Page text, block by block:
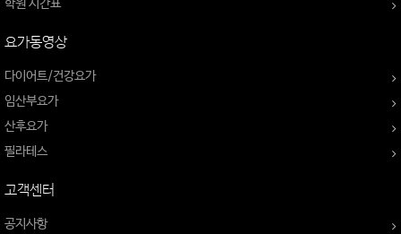
학원 시간표
요가동영상
다이어트/건강요가
임산부요가
산후요가
필라테스
고객센터
공지사항